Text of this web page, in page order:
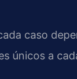
caso
únicos a